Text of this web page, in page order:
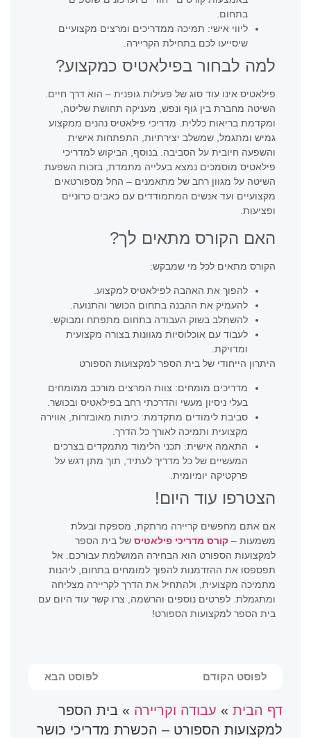
בתחום.
ליווי אישי: תמיכה ממדריכים ומרצים מקצועיים
שיסייעו לכם בתחילת הקריירה.
למה לבחור בפילאטיס כמקצוע?
פילאטיס אינו עוד סוג של פעילות גופנית – הוא דרך חיים.
השיטה מחברת בין גוף ונפש, מעניקה תחושת שליטה,
ומקדמת בריאות כללית. מדריכי פילאטיס נהנים ממקצוע
גמיש ומתגמל, שמשלב יצירתיות, התפתחות אישית
והשפעה חיובית על הסביבה. בנוסף, הביקוש למדריכי
פילאטיס מוסמכים נמצא בעלייה מתמדת, בזכות השפעת
השיטה על מגוון רחב של מתאמנים – החל מספורטאים
מקצועיים ועד אנשים המתמודדים עם כאבים כרוניים
ופציעות.
האם הקורס מתאים לך?
הקורס מתאים לכל מי שמבקש:
להפוך את האהבה לפילאטיס למקצוע.
להעמיק את ההבנה בתחום הכושר והתנועה.
להשתלב בשוק העבודה בתחום מתפתח ומבוקש.
לעבוד עם אוכלוסיות מגוונות בצורה מקצועית
ומדויקת.
היתרון הייחודי של בית הספר למקצועות הספורט
מדריכים מומחים: צוות המרצים מורכב ממומחים
בעלי ניסיון מעשי והדרכתי רחב בפילאטיס ובכושר.
סביבת לימודים מתקדמת: כיתות מאובזרות, אווירה
מקצועית ותמיכה לאורך כל הדרך.
התאמה אישית: תכני הלימוד מתמקדים בצרכים
המעשיים של כל מדריך לעתיד, תוך מתן דגש על
פרקטיקה יומיומית.
הצטרפו עוד היום!
אם אתם מחפשים קריירה מרתקת, מספקת ובעלת
משמעות – קורס מדריכי פילאטיסשל בית הספר
למקצועות הספורט הוא הבחירה המושלמת עבורכם. אל
תפספסו את ההזדמנות להפוך למומחים בתחום, ליהנות
מתמיכה מקצועית, ולהתחיל את הדרך לקריירה מצליחה
ומתגמלת. לפרטים נוספים והרשמה, צרו קשר עוד היום עם
בית הספר למקצועות הספורט!
לפוסט הקודם לפוסט הבא
דף הבית» עבודה וקריירה » בית הספר
למקצועות הספורט – הכשרת מדריכי כושר